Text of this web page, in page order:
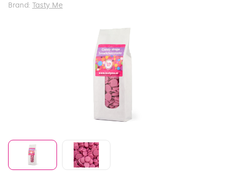
Brand: Tasty Me